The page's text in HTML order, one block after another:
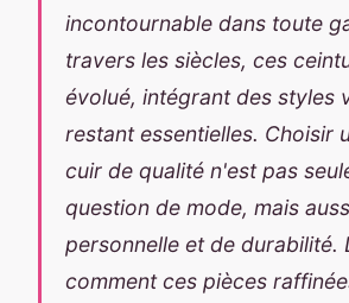
incontournable dans toute
travers les siècles, ces
évolué, intégrant des styles
restant essentielles. Choisir
cuir de qualité n'est pas
question de mode, mais
personnelle et de durabilité.
comment ces pièces